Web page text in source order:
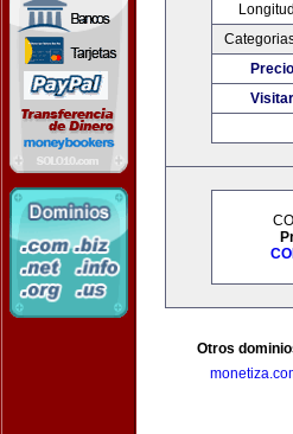
Otros